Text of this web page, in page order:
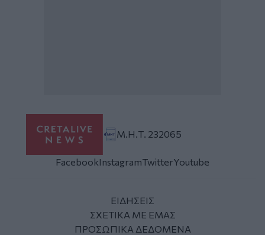
Μ.Η.Τ. 232065
FacebookInstagramTwitterYoutube
ΕΙΔΗΣΕΙΣ
ΣΧΕΤΙΚΑ ΜΕ ΕΜΑΣ
ΠΡΟΣΩΠΙΚΑ ΔΕΔΟΜΕΝΑ